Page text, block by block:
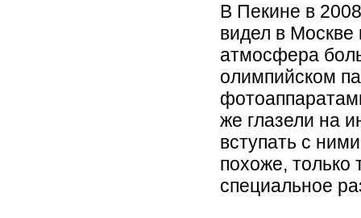
В Пекине в
видел в
атмосфера
олимпийском
же глазели на
вступать с
похоже, только
специальное